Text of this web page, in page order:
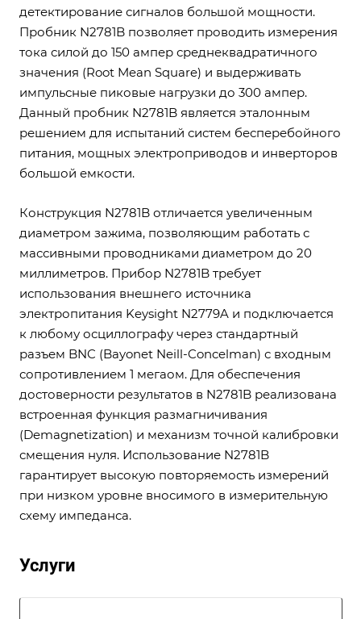
детектирование сигналов большой мощности.
Пробник N2781B позволяет проводить измерения
тока силой до 150 ампер среднеквадратичного
значения (Root Mean Square) и выдерживать
импульсные пиковые нагрузки до 300 ампер.
Данный пробник N2781B является эталонным
решением для испытаний систем бесперебойного
питания, мощных электроприводов и инверторов
большой емкости.
Конструкция N2781B отличается увеличенным
диаметром зажима, позволяющим работать с
массивными проводниками диаметром до 20
миллиметров. Прибор N2781B требует
использования внешнего источника
электропитания Keysight N2779A и подключается
к любому осциллографу через стандартный
разъем BNC (Bayonet Neill-Concelman) с входным
сопротивлением 1 мегаом. Для обеспечения
достоверности результатов в N2781B реализована
встроенная функция размагничивания
(Demagnetization) и механизм точной калибровки
смещения нуля. Использование N2781B
гарантирует высокую повторяемость измерений
при низком уровне вносимого в измерительную
схему импеданса.
Услуги